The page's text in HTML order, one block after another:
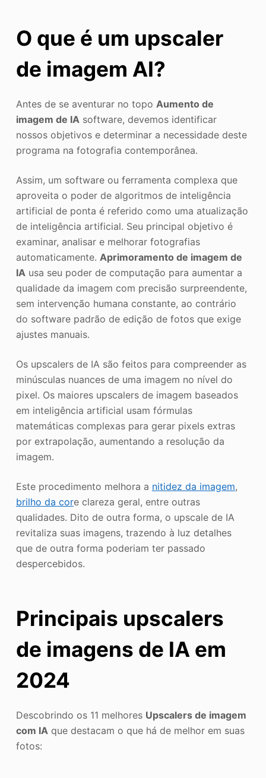
O que é um upscaler
de imagem AI?
Antes de se aventurar no topo Aumento de
imagem de IAsoftware, devemos identificar
nossos objetivos e determinar a necessidade deste
programa na fotografia contemporânea.
Assim, um software ou ferramenta complexa que
aproveita o poder de algoritmos de inteligência
artificial de ponta é referido como uma atualização
de inteligência artificial. Seu principal objetivo é
examinar, analisar e melhorar fotografias
automaticamente. Aprimoramento de imagem de
IAusa seu poder de computação para aumentar a
qualidade da imagem com precisão surpreendente,
sem intervenção humana constante, ao contrário
do software padrão de edição de fotos que exige
ajustes manuais.
Os upscalers de IA são feitos para compreender as
minúsculas nuances de uma imagem no nível do
pixel. Os maiores upscalers de imagem baseados
em inteligência artificial usam fórmulas
matemáticas complexas para gerar pixels extras
por extrapolação, aumentando a resolução da
imagem.
Este procedimento melhora a nitidez da imagem,
brilho da core clareza geral, entre outras
qualidades. Dito de outra forma, o upscale de IA
revitaliza suas imagens, trazendo à luz detalhes
que de outra forma poderiam ter passado
despercebidos.
Principais upscalers
de imagens de IA em
2024
Descobrindo os 11 melhores Upscalers de imagem
com IAque destacam o que há de melhor em suas
fotos: